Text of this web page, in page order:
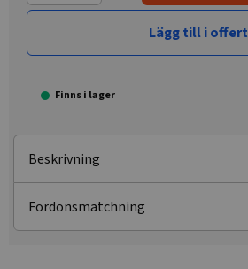
Lägg till i offert
Finns i lager
Beskrivning
Fordonsmatchning